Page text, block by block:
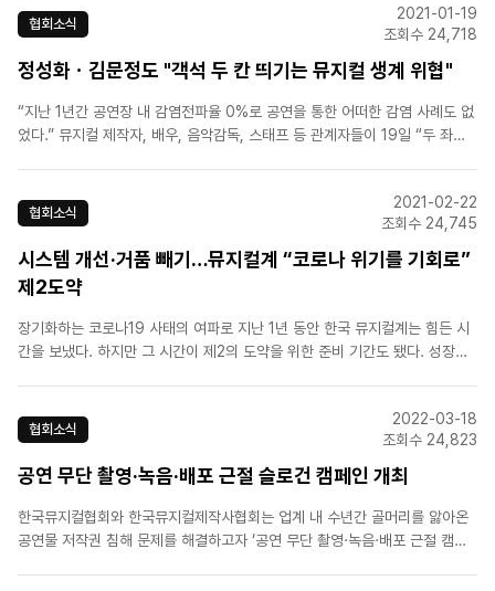
협회소식
2021-01-19
조회수 24,718
정성화ㆍ김문정도 "객석 두 칸 띄기는 뮤지컬 생계 위협"
“지난 1년간 공연장 내 감염전파율 0%로 공연을 통한 어떠한 감염 사례도 없
었다.” 뮤지컬 제작자, 배우, 음악감독, 스태프 등 관계자들이 19일 “두 좌석
등이 포함된 한국뮤지컬협회(이사장 이유리), ..
협회소식
2021-02-22
조회수 24,745
시스템 개선·거품 빼기…뮤지컬계 “코로나 위기를 기회로”
제2도약
장기화하는 코로나19 사태의 여파로 지난 1년 동안 한국 뮤지컬계는 힘든 시
간을 보냈다. 하지만 그 시간이 제2의 도약을 위한 준비 기간도 됐다. 성장하
“예기치 못한 재난과 마주하면서 뮤지컬 시스템에 ..
협회소식
2022-03-18
조회수 24,823
공연 무단 촬영·녹음·배포 근절 슬로건 캠페인 개최
한국뮤지컬협회와 한국뮤지컬제작사협회는 업계 내 수년간 골머리를 앓아온
공연물 저작권 침해 문제를 해결하고자 ‘공연 무단 촬영·녹음·배포 근절 캠페